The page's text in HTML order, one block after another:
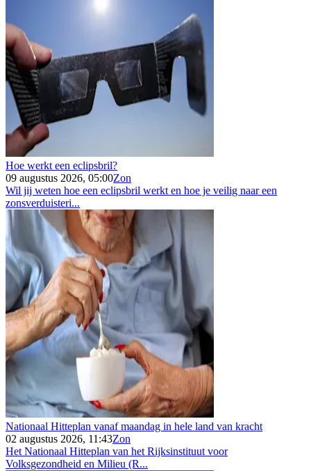
Hoe werkt een eclipsbril?
09 augustus 2026, 05:00Zon
Wil jij weten hoe een eclipsbril werkt en hoe je veilig naar een
zonsverduisteri...
Nationaal Hitteplan vanaf maandag in hele land van kracht
02 augustus 2026, 11:43Zon
Het Nationaal Hitteplan van het Rijksinstituut voor
Volksgezondheid en Milieu (R...